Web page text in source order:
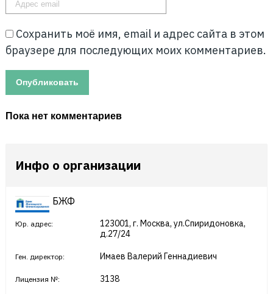
Сохранить моё имя, email и адрес сайта в этом
браузере для последующих моих комментариев.
Пока нет комментариев
Инфо о организации
БЖФ
Юр. адрес:
123001, г. Москва, ул.Спиридоновка,
д.27/24
Ген. директор: Имаев Валерий Геннадиевич
Лицензия №: 3138